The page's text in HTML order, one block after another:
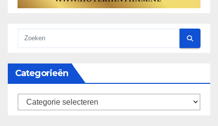
Categorieën
categorieën